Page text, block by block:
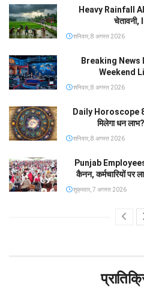
Heavy Rainfall
चेतावनी,
शनिवार, 8 अगस्त 2026
Breaking News
Weekend
शनिवार, 8 अगस्त 2026
Daily Horoscope
मिलेगा धन
शनिवार, 8 अगस्त 2026
Punjab
कैनन, कर्मचारियों पर
शुक्रवार, 7 अगस्त 2026